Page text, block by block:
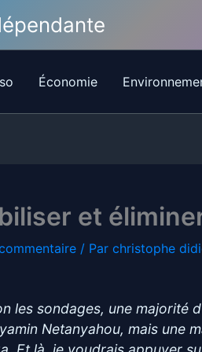
Économie
et
/ Par christophe
les sondages, une majorité
Netanyahou, mais une